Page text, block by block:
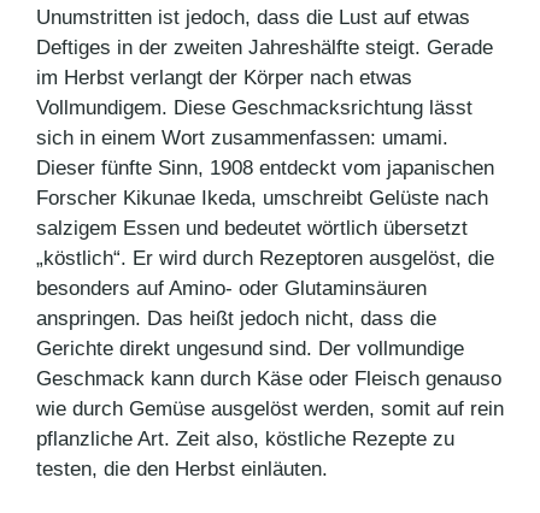
Unumstritten ist jedoch, dass die Lust auf etwas
Deftiges in der zweiten Jahreshälfte steigt. Gerade
im Herbst verlangt der Körper nach etwas
Vollmundigem. Diese Geschmacksrichtung lässt
sich in einem Wort zusammenfassen: umami.
Dieser fünfte Sinn, 1908 entdeckt vom japanischen
Forscher Kikunae Ikeda, umschreibt Gelüste nach
salzigem Essen und bedeutet wörtlich übersetzt
„köstlich“. Er wird durch Rezeptoren ausgelöst, die
besonders auf Amino- oder Glutaminsäuren
anspringen. Das heißt jedoch nicht, dass die
Gerichte direkt ungesund sind. Der vollmundige
Geschmack kann durch Käse oder Fleisch genauso
wie durch Gemüse ausgelöst werden, somit auf rein
pflanzliche Art. Zeit also, köstliche Rezepte zu
testen, die den Herbst einläuten.